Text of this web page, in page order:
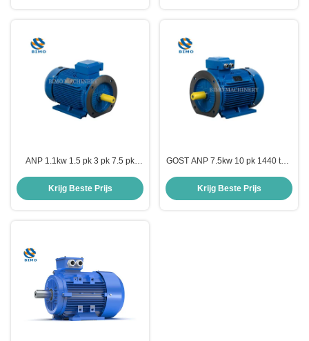
ANP 1.1kw 1.5 pk 3 pk 7.5 pk
2840 tpm Gost motor 20 pk 15 pk
10 pk 3 fase motor
Krijg Beste Prijs
GOST ANP 7.5kw 10 pk 1440 tpm
driefasemotor
Krijg Beste Prijs